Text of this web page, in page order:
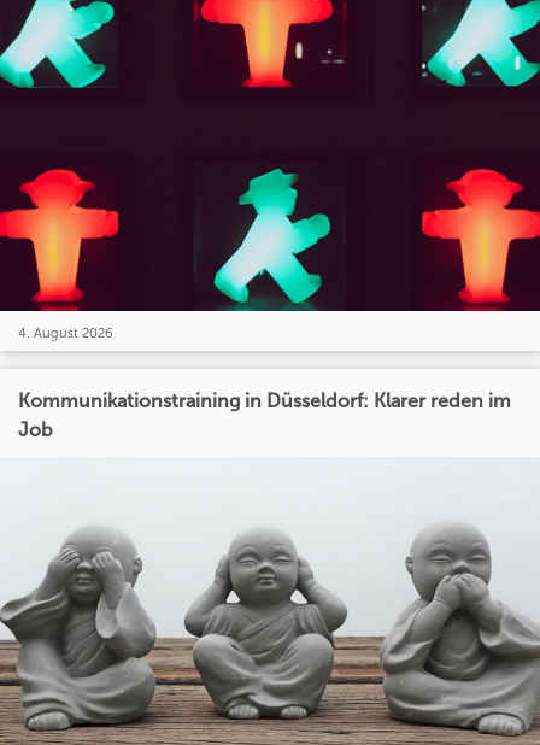
4. August 2026
Kommunikationstraining in Düsseldorf: Klarer reden im
Job